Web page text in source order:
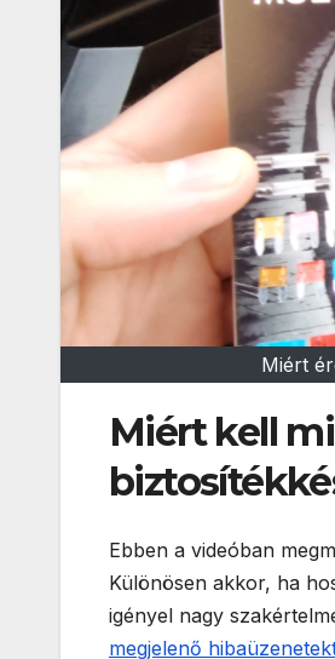
Miért
Miért kell
Ebben a videóban
Különösen akkor, ha
igényel nagy
megjelenő